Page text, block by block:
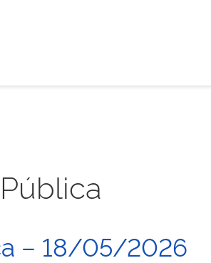
– 18/05/2026